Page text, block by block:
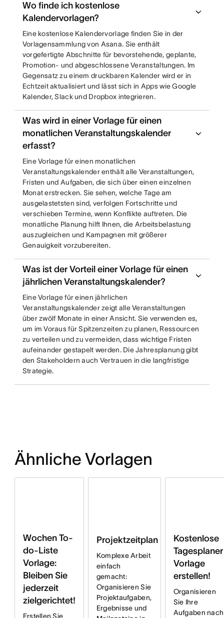
Wo finde ich kostenlose
Kalendervorlagen?
Eine kostenlose Kalendervorlage finden Sie in der
Vorlagensammlung von Asana. Sie enthält
vorgefertigte Abschnitte für bevorstehende, geplante,
Promotion- und abgeschlossene Veranstaltungen. Im
Gegensatz zu einem druckbaren Kalender wird er in
Echtzeit aktualisiert und lässt sich in Apps wie Google
Kalender, Slack und Dropbox integrieren.
Was wird in einer Vorlage für einen
monatlichen Veranstaltungskalender
erfasst?
Eine Vorlage für einen monatlichen
Veranstaltungskalender enthält alle Veranstaltungen,
Fristen und Aufgaben, die sich über einen einzelnen
Monat erstrecken. Sie sehen, welche Tage am
ausgelastetsten sind, verfolgen Fortschritte und
verschieben Termine, wenn Konflikte auftreten. Die
monatliche Planung hilft Ihnen, die Arbeitsbelastung
auszugleichen und Kampagnen mit größerer
Genauigkeit vorzubereiten.
Was ist der Vorteil einer Vorlage für einen
jährlichen Veranstaltungskalender?
Eine Vorlage für einen jährlichen
Veranstaltungskalender zeigt alle Veranstaltungen
über zwölf Monate in einer Ansicht. Sie verwenden es,
um im Voraus für Spitzenzeiten zu planen, Ressourcen
zu verteilen und zu vermeiden, dass wichtige Fristen
aufeinander gestapelt werden. Die Jahresplanung gibt
den Stakeholdern auch Vertrauen in die langfristige
Strategie.
Ähnliche Vorlagen
Wochen To-
do-Liste
Vorlage:
Bleiben Sie
jederzeit
zielgerichtet!
Erstellen Sie
Projektzeitplan
Komplexe Arbeit
einfach
gemacht:
Organisieren Sie
Projektaufgaben,
Ergebnisse und
Kostenlose
Tagesplaner
Vorlage
erstellen!
Organisieren
Sie Ihre
Aufgaben nach